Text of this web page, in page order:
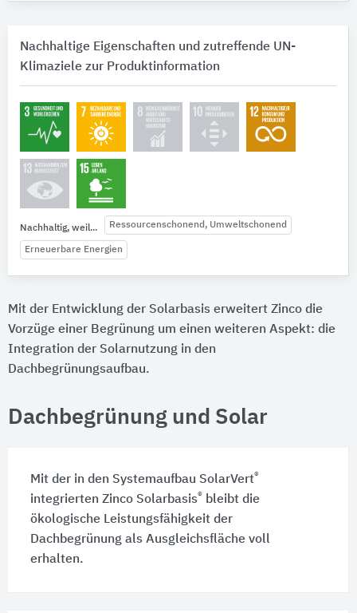
Nachhaltige Eigenschaften und zutreffende UN-
Klimaziele zur Produktinformation
Nachhaltig, weil... Ressourcenschonend, Umweltschonend
Erneuerbare Energien
Mit der Entwicklung der Solarbasis erweitert Zinco die
Vorzüge einer Begrünung um einen weiteren Aspekt: die
Integration der Solarnutzung in den
Dachbegrünungsaufbau.
Dachbegrünung und Solar
Mit der in den Systemaufbau SolarVert®
integrierten Zinco Solarbasis® bleibt die
ökologische Leistungsfähigkeit der
Dachbegrünung als Ausgleichsfläche voll
erhalten.